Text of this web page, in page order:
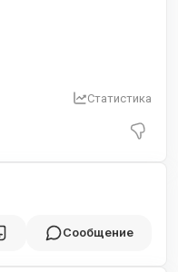
Статистика
Сообщение